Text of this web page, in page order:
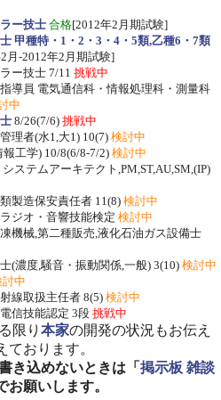
ー技士 合格[2012年2月期試験]
甲種特・1・2・3・4・5類,乙種6・7類
月-2012年2月期試験]
ー技士 7/11 挑戦中
導員 電気通信科・情報処理科・測量科
中
8/26(7/6) 挑戦中
理者(水1,大1) 10(7) 検討中
報工学) 10/8(6/8-7/2) 検討中
ステムアーキテクト,PM,ST,AU,SM,(IP)
製造保安責任者 11(8) 検討中
ジオ・音響技能検定 検討中
機械,第二種販売,液化石油ガス設備士
(濃度,騒音・振動関係,一般) 3(10) 検討中
討中
線取扱主任者 8(5) 検討中
信技能認定 3段 挑戦中
限り 本家の開発の状況もお伝え
ております。
き込めないときは「 掲示板 雑談
お願いします。